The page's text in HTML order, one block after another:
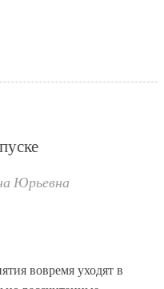
Юрьевна
вовремя уходят в